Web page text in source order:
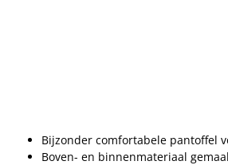
Bijzonder comfortabele pantoffel
Boven- en binnenmateriaal